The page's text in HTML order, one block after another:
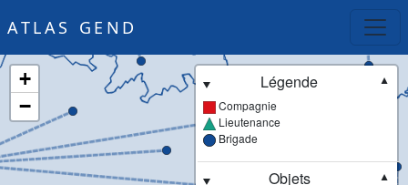
ATLAS GEND
+
−
Légende
▼
Compagnie
Lieutenance
Brigade
Objets
▼